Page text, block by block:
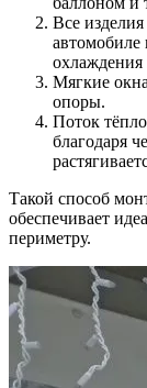
Все
автомобиле
охлаждения
Мягкие
опоры.
Поток
благодаря
Такой способ
обеспечивает
периметру.